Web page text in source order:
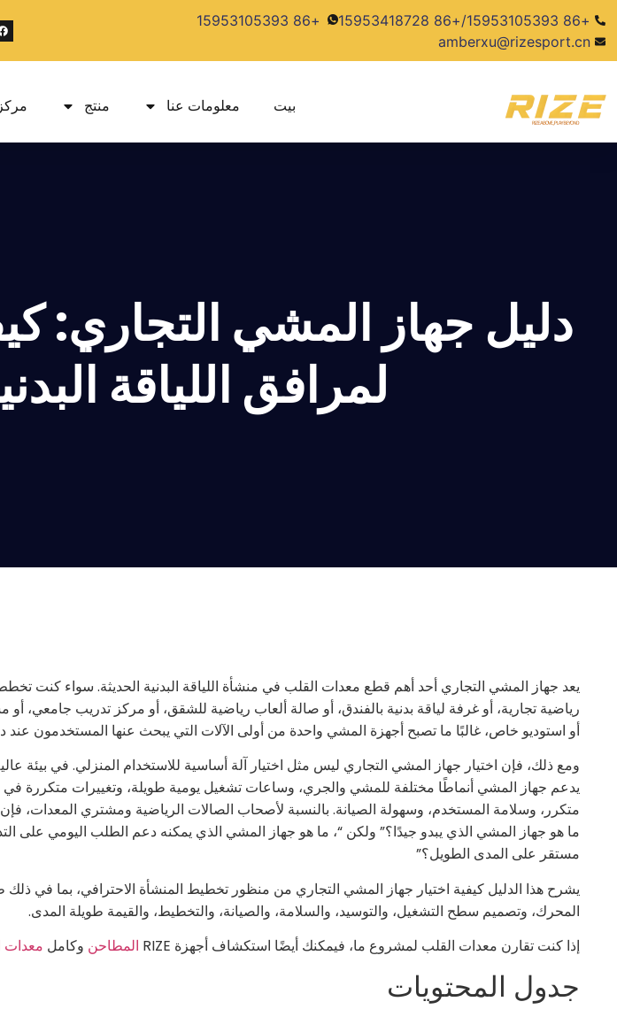
+86 15953105393/+86 15953418728
+86 15953105393
amberxu@rizesport.cn
بيت معلومات عنا منتج
دليل جهاز المشي التجاري:
لمرافق اللياقة
يعد جهاز المشي التجاري أحد أهم قطع معدات القلب في منشأة اللياقة البدنية الحديثة. سواء كنت
رياضية تجارية، أو غرفة لياقة بدنية بالفندق، أو صالة ألعاب رياضية للشقق، أو مركز تدريب جامعي،
أو استوديو خاص، غالبًا ما تصبح أجهزة المشي واحدة من أولى الآلات التي يبحث عنها المستخدمون
ومع ذلك، فإن اختيار جهاز المشي التجاري ليس مثل اختيار آلة أساسية للاستخدام المنزلي. في بيئة
يدعم جهاز المشي أنماطًا مختلفة للمشي والجري، وساعات تشغيل يومية طويلة، وتغييرات متكررة في
متكرر، وسلامة المستخدم، وسهولة الصيانة. بالنسبة لأصحاب الصالات الرياضية ومشتري المعدات،
ما هو جهاز المشي الذي يبدو جيدًا؟” ولكن “، ما هو جهاز المشي الذي يمكنه دعم الطلب اليومي على
مستقر على المدى الطويل؟”
يشرح هذا الدليل كيفية اختيار جهاز المشي التجاري من منظور تخطيط المنشأة الاحترافي، بما في
المحرك، وتصميم سطح التشغيل، والتوسيد، والسلامة، والصيانة، والتخطيط، والقيمة طويلة المدى.
إذا كنت تقارن معدات القلب لمشروع ما، فيمكنك أيضًا استكشاف أجهزة RIZE
المطاحن وكامل معدات
جدول المحتويات